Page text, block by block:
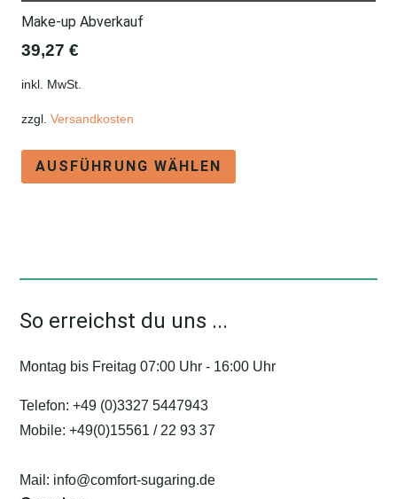
Make-up Abverkauf
39,27 €
inkl. MwSt.
zzgl. Versandkosten
AUSFÜHRUNG WÄHLEN
auf
So erreichst du uns ...
Montag bis Freitag 07:00 Uhr - 16:00 Uhr
Telefon:+49 (0)3327 5447943
Mobile:+49(0)15561 / 22 93 37
Mail: info@comfort-sugaring.de